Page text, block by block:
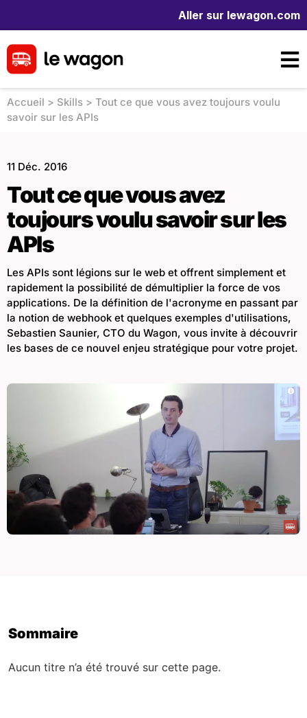
Aller sur lewagon.com
Accueil > Skills > Tout ce que vous avez toujours voulu
savoir sur les APIs
11 Déc. 2016
Tout ce que vous avez
toujours voulu savoir sur les
APIs
Les APIs sont légions sur le web et offrent simplement et
rapidement la possibilité de démultiplier la force de vos
applications. De la définition de l'acronyme en passant par
la notion de webhook et quelques exemples d'utilisations,
Sebastien Saunier, CTO du Wagon, vous invite à découvrir
les bases de ce nouvel enjeu stratégique pour votre projet.
Sommaire
Aucun titre n’a été trouvé sur cette page.